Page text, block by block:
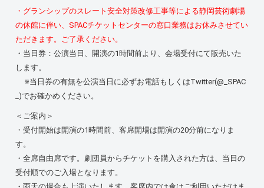
・グランシップのスレート安全対策改修工事等による静岡芸術劇場
の休館に伴い、SPACチケットセンターの窓口業務はお休みさせてい
ただきます。ご了承ください。
・当日券：公演当日、開演の1時間前より、会場受付にて販売いた
します。
※当日券の有無を公演当日に必ずお電話もしくはTwitter(@_SPAC
_)でお確かめください。
＜ご案内＞
・受付開始は開演の1時間前、客席開場は開演の20分前になりま
す。
・全席自由席です。劇団員からチケットを購入された方は、当日の
受付順でのご入場となります。